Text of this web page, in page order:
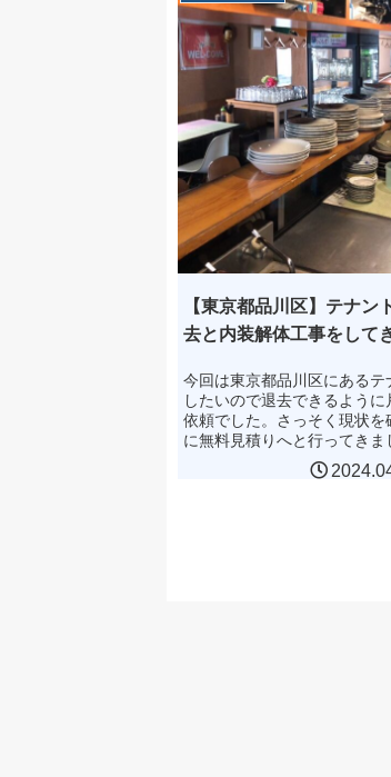
【東京都品川区】テナン
去と内装解体工事をして
今回は東京都品川区にあるテ
したいので退去できるよう
依頼でした。さっそく現状
に無料見積りへと行ってきま
た時の現場の状況※許可を
ました。↑見積りを取...